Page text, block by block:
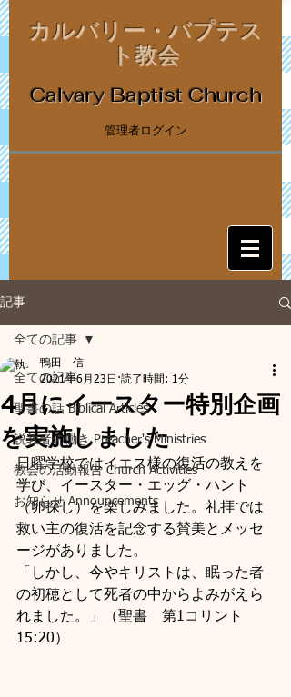
カルバリー・バプテス
ト教会
Calvary Baptist Church
管理者ログイン
記事
全ての記事
聖書の話 Biblical Articles
説教者の働き Preacher's Ministries
教会の活動報告 Church Activities
お知らせ Announcements
全ての記事
4月にイースター特別企画
を実施しました
鴨田 信
2021年6月23日 読了時間: 1分
日曜学校ではイエス様の復活の教えを
学び、イースター・エッグ・ハント
（卵探し）を楽しみました。礼拝では
救い主の復活を記念する賛美とメッセ
ージがありました。
「しかし、今やキリストは、眠った者
の初穂として死者の中からよみがえら
れました。」（聖書　第1コリント
15:20）